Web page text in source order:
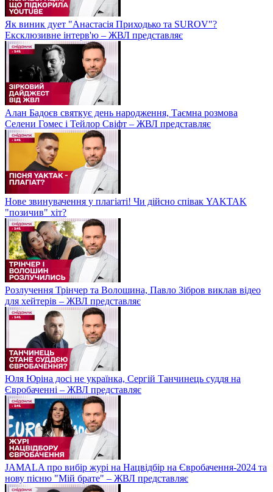
Як виник дует "Анастасія Приходько та SUROV"?
Ексклюзивне інтерв'ю – ЖВЛ представляє
Алан Бадоєв святкує день народження, Таємна розмова
Селени Гомес і Тейлор Свіфт – ЖВЛ представляє
Нове звинувачення у плагіаті! Чи дійсно співак YAKTAK
"позичив" хіт?
Розлучення Трінчер та Волошина, Павло Зібров виклав відео
для хейтерів – ЖВЛ представляє
Юля Юріна досі не українка, Сергій Танчинець суддя на
Євробаченні – ЖВЛ представляє
JAMALA про вибір журі на Нацвідбір на Євробачення-2024 та
нову пісню "Мій брате" – ЖВЛ представляє